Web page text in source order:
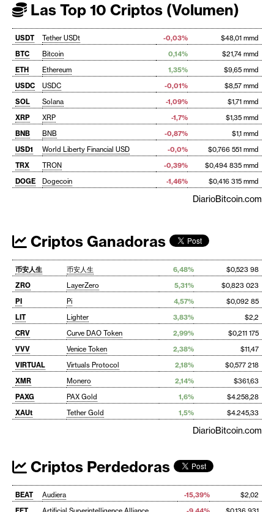
Las Top 10 Criptos (Volumen)
USDT Tether USDt -0,03%
$48,01 mmd
BTC
Bitcoin 0,14%
$21,74 mmd
ETH
Ethereum 1,35%
$9,65 mmd
USDC
USDC -0,01%
$8,57 mmd
SOL
Solana -1,09%
$1,71 mmd
XRP
XRP -1,7%
$1,35 mmd
BNB
BNB -0,87%
$1,1 mmd
USD1
World Liberty Financial USD -0,0%
$0,766 551 mmd
TRX
TRON -0,39%
$0,494 835 mmd
DOGE
Dogecoin -1,46% $0,416 315 mmd
DiarioBitcoin.com
Criptos Ganadoras
币安人生 币安人生 6,48%
$0,523 98
ZRO
LayerZero 5,31%
$0,823 023
PI
Pi 4,57%
$0,092 85
LIT
Lighter 3,83%
$2,2
CRV
Curve DAO Token 2,99%
$0,211 175
VVV
Venice Token 2,38%
$11,47
VIRTUAL
Virtuals Protocol 2,18%
$0,577 218
XMR
Monero 2,14%
$361,63
PAXG
PAX Gold 1,6%
$4.258,28
XAUt
Tether Gold 1,5% $4.245,33
DiarioBitcoin.com
Criptos Perdedoras
BEAT Audiera -15,39%
$2,02